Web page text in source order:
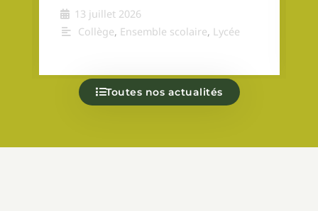
13 juillet 2026
Collège, Ensemble scolaire, Lycée
Toutes nos actualités